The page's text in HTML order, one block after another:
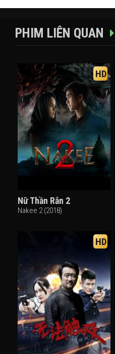
PHIM LIÊN QUAN
HD
Nữ Thần Rắn 2
Nakee 2 (2018)
HD